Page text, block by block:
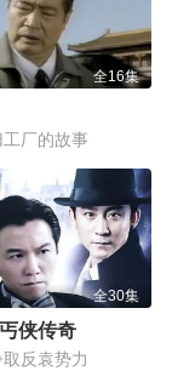
全16集
厂的故事
全30集
侠传奇
反袁势力